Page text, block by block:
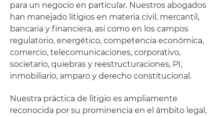
para un negocio en particular. Nuestros abogados
han manejado litigios en materia civil, mercantil,
bancaria y financiera, así como en los campos
regulatorio, energético, competencia económica,
comercio, telecomunicaciones, corporativo,
societario, quiebras y reestructuraciones, PI,
inmobiliario, amparo y derecho constitucional.
Nuestra práctica de litigio es ampliamente
reconocida por su prominencia en el ámbito legal,